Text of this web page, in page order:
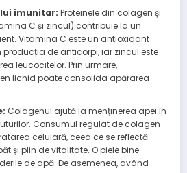
imunitar: Proteinele din colagen și
C și zincul) contribuie la un
Vitamina C este un antioxidant
producția de anticorpi, iar zincul este
leucocitelor. Prin urmare,
lichid poate consolida apărarea
Colagenul ajută la menținerea apei în
Consumul regulat de colagen
celulară, ceea ce se reflectă
și plin de vitalitate. O piele bine
de apă. De asemenea, având